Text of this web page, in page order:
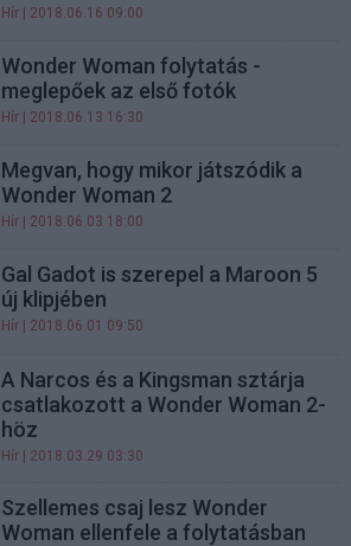
Hír | 2018.06.16 09:00
Wonder Woman folytatás -
meglepőek az első fotók
Hír | 2018.06.13 16:30
Megvan, hogy mikor játszódik a
Wonder Woman 2
Hír | 2018.06.03 18:00
Gal Gadot is szerepel a Maroon 5
új klipjében
Hír | 2018.06.01 09:50
A Narcos és a Kingsman sztárja
csatlakozott a Wonder Woman 2-
höz
Hír | 2018.03.29 03:30
Szellemes csaj lesz Wonder
Woman ellenfele a folytatásban